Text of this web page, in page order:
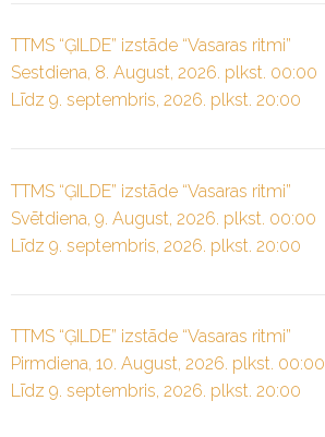
TTMS “ĢILDE” izstāde “Vasaras ritmi”
Sestdiena, 8. August, 2026. plkst. 00:00
Līdz 9. septembris, 2026. plkst. 20:00
TTMS “ĢILDE” izstāde “Vasaras ritmi”
Svētdiena, 9. August, 2026. plkst. 00:00
Līdz 9. septembris, 2026. plkst. 20:00
TTMS “ĢILDE” izstāde “Vasaras ritmi”
Pirmdiena, 10. August, 2026. plkst. 00:00
Līdz 9. septembris, 2026. plkst. 20:00